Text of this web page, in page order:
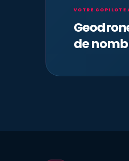
VOTRE COPILOTE
de